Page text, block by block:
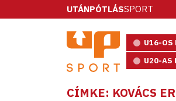
UTÁNPÓTLÁSSPORT
U16-OS
U20-AS
CÍMKE: KOVÁCS